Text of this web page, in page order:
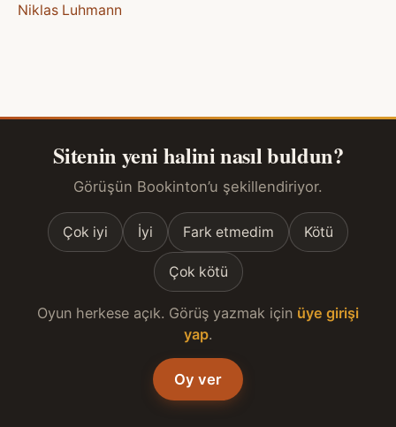
Niklas Luhmann
Sitenin yeni halini nasıl buldun?
Görüşün Bookinton’u şekillendiriyor.
Çok iyi İyi Fark etmedim Kötü
Çok kötü
Oyun herkese açık. Görüş yazmak için üye girişi
yap.
Oy ver